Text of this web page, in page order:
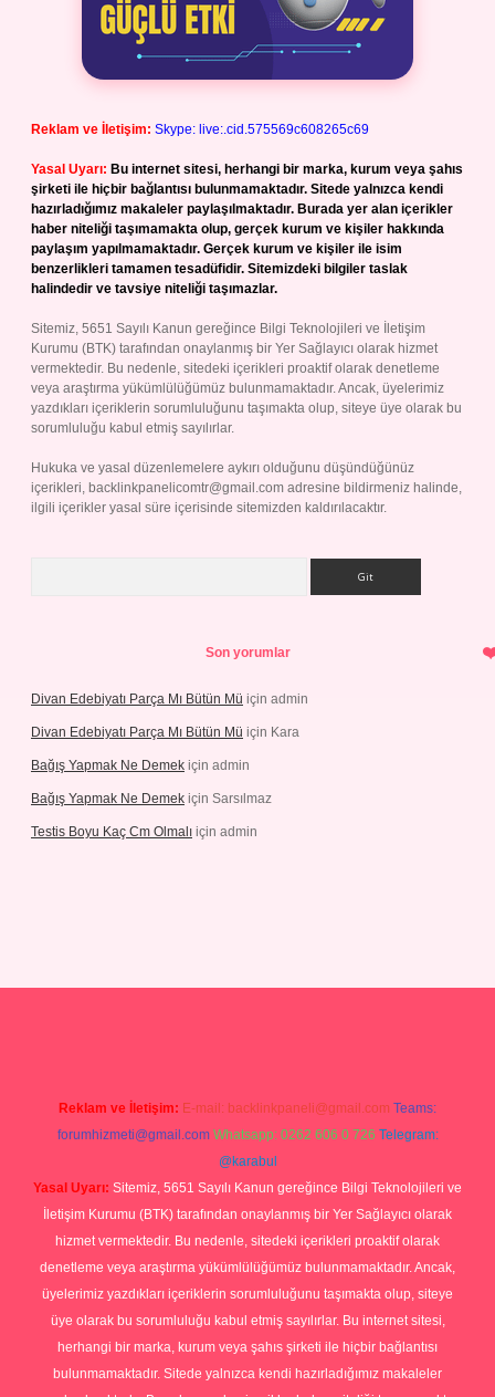
Reklam ve İletişim: Skype: live:.cid.575569c608265c69
Yasal Uyarı: Bu internet sitesi, herhangi bir marka, kurum veya şahıs
şirketi ile hiçbir bağlantısı bulunmamaktadır. Sitede yalnızca kendi
hazırladığımız makaleler paylaşılmaktadır. Burada yer alan içerikler
haber niteliği taşımamakta olup, gerçek kurum ve kişiler hakkında
paylaşım yapılmamaktadır. Gerçek kurum ve kişiler ile isim
benzerlikleri tamamen tesadüfidir. Sitemizdeki bilgiler taslak
halindedir ve tavsiye niteliği taşımazlar.
Sitemiz, 5651 Sayılı Kanun gereğince Bilgi Teknolojileri ve İletişim
Kurumu (BTK) tarafından onaylanmış bir Yer Sağlayıcı olarak hizmet
vermektedir. Bu nedenle, sitedeki içerikleri proaktif olarak denetleme
veya araştırma yükümlülüğümüz bulunmamaktadır. Ancak, üyelerimiz
yazdıkları içeriklerin sorumluluğunu taşımakta olup, siteye üye olarak bu
sorumluluğu kabul etmiş sayılırlar.
Hukuka ve yasal düzenlemelere aykırı olduğunu düşündüğünüz
içerikleri, backlinkpanelicomtr@gmail.com adresine bildirmeniz halinde,
ilgili içerikler yasal süre içerisinde sitemizden kaldırılacaktır.
Son yorumlar
Divan Edebiyatı Parça Mı Bütün Mü için admin
Divan Edebiyatı Parça Mı Bütün Mü için Kara
Bağış Yapmak Ne Demek için admin
Bağış Yapmak Ne Demek için Sarsılmaz
Testis Boyu Kaç Cm Olmalı için admin
Reklam ve İletişim: E-mail: backlinkpaneli@gmail.com Teams:
forumhizmeti@gmail.com Whatsapp: 0262 606 0 726 Telegram:
@karabul
Yasal Uyarı: Sitemiz, 5651 Sayılı Kanun gereğince Bilgi Teknolojileri ve
İletişim Kurumu (BTK) tarafından onaylanmış bir Yer Sağlayıcı olarak
hizmet vermektedir. Bu nedenle, sitedeki içerikleri proaktif olarak
denetleme veya araştırma yükümlülüğümüz bulunmamaktadır. Ancak,
üyelerimiz yazdıkları içeriklerin sorumluluğunu taşımakta olup, siteye
üye olarak bu sorumluluğu kabul etmiş sayılırlar. Bu internet sitesi,
herhangi bir marka, kurum veya şahıs şirketi ile hiçbir bağlantısı
bulunmamaktadır. Sitede yalnızca kendi hazırladığımız makaleler